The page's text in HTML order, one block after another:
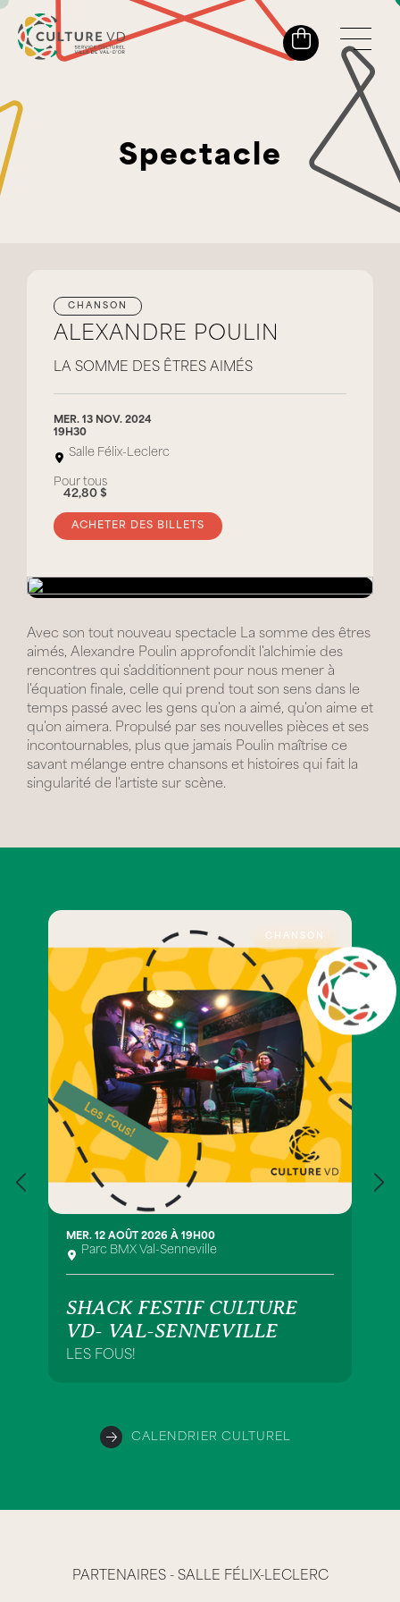
Spectacle
CHANSON
ALEXANDRE POULIN
LA SOMME DES ÊTRES AIMÉS
MER. 13 NOV. 2024
19H30
Salle Félix-Leclerc
Pour tous
42,80 $
ACHETER DES BILLETS
Avec son tout nouveau spectacle La somme des êtres
aimés, Alexandre Poulin approfondit l'alchimie des
rencontres qui s'additionnent pour nous mener à
l'équation finale, celle qui prend tout son sens dans le
temps passé avec les gens qu'on a aimé, qu'on aime et
qu'on aimera. Propulsé par ses nouvelles pièces et ses
incontournables, plus que jamais Poulin maîtrise ce
savant mélange entre chansons et histoires qui fait la
singularité de l'artiste sur scène.
CHANSON
MER. 12 AOÛT 2026 À 19H00
Parc BMX Val-Senneville
SHACK FESTIF CULTURE
VD- VAL-SENNEVILLE
LES FOUS!
CALENDRIER CULTUREL
PARTENAIRES - SALLE FÉLIX-LECLERC